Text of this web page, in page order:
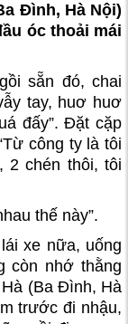
Đình, Hà Nội)
óc thoải mái
sẵn đó, chai
tay, huơ huơ
đấy”. Đặt cặp
công ty là tôi
2 chén thôi, tôi
thế này”.
xe nữa, uống
còn nhớ thằng
(Ba Đình, Hà
trước đi nhậu,